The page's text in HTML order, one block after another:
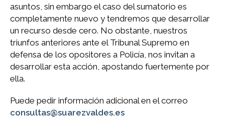
asuntos, sin embargo el caso del sumatorio es
completamente nuevo y tendremos que desarrollar
un recurso desde cero. No obstante, nuestros
triunfos anteriores ante el Tribunal Supremo en
defensa de los opositores a Policía, nos invitan a
desarrollar esta acción, apostando fuertemente por
ella.
Puede pedir información adicional en el correo
consultas@suarezvaldes.es